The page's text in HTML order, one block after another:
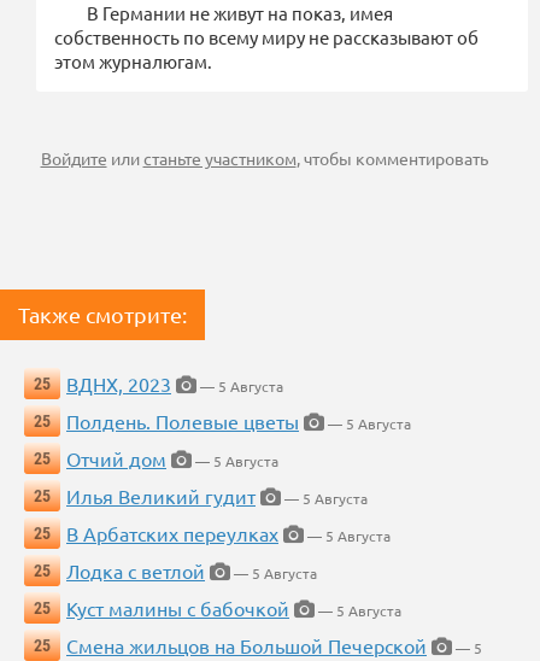
В Германии не живут на показ, имея
собственность по всему миру не рассказывают об
этом журналюгам.
Войдите илистаньте участником, чтобы комментировать
Также смотрите:
25 ВДНХ, 2023
— 5 Августа
25
Полдень. Полевые цветы
— 5 Августа
25
Отчий дом
— 5 Августа
25
Илья Великий гудит
— 5 Августа
25
В Арбатских переулках
— 5 Августа
25
Лодка с ветлой
— 5 Августа
25
Куст малины с бабочкой
— 5 Августа
25
Смена жильцов на Большой Печерской
— 5